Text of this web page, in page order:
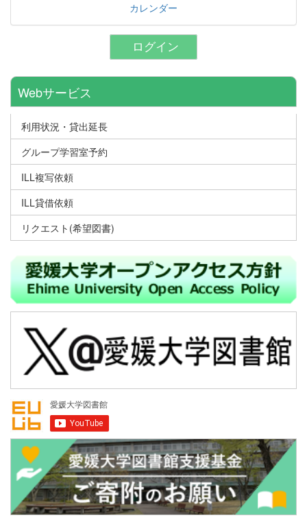
カレンダー
ログイン
Webサービス
利用状況・貸出延長
グループ学習室予約
ILL複写依頼
ILL貸借依頼
リクエスト(希望図書)